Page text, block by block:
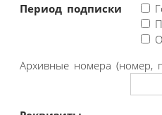
Период подписки
Архивные номера (номер,